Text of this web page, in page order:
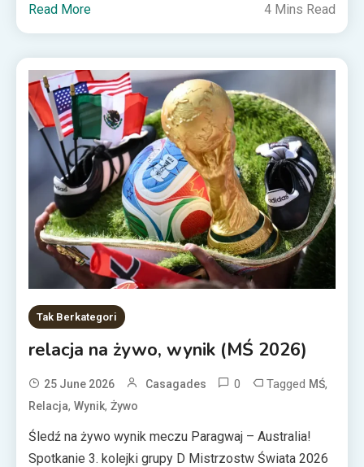
Read More 4 Mins Read
Tak Berkategori
relacja na żywo, wynik (MŚ 2026)
25 June 2026 Casagades 0 Tagged MŚ,
Relacja,Wynik,Żywo
Śledź na żywo wynik meczu Paragwaj – Australia!
Spotkanie 3. kolejki grupy D Mistrzostw Świata 2026